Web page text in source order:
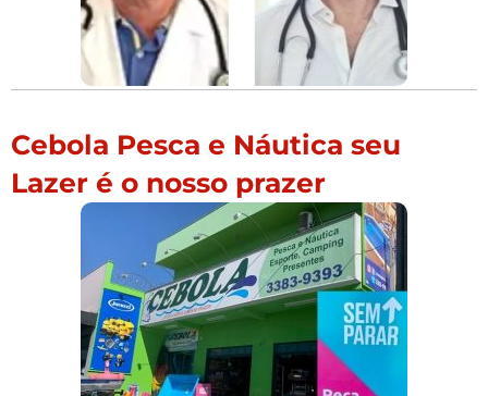
Cebola Pesca e Náutica seu
Lazer é o nosso prazer